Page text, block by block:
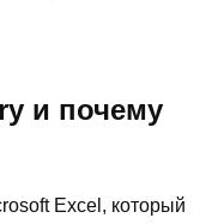
и почему
Excel, который